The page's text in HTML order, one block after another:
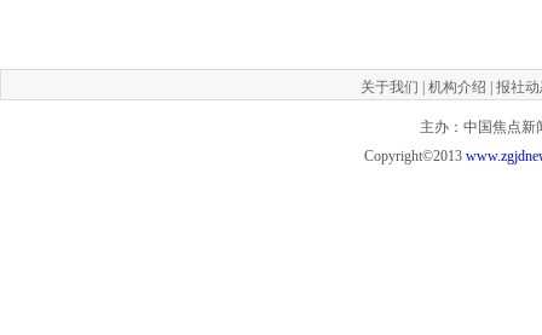
关于我们 机构介绍 报社
主办：中国焦点新
Copyright©2013